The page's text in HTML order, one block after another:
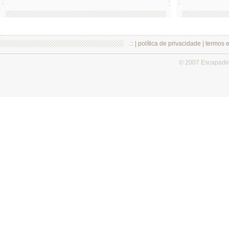
.:: | política de privacidade termos
© 2007